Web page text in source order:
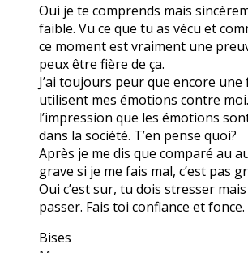
Oui je te comprends mais
faible. Vu ce que tu as vécu et
ce moment est vraiment une
peux être fière de ça.
J’ai toujours peur que encore une
utilisent mes émotions contre moi.
l’impression que les émotions
dans la société. T’en pense quoi?
Après je me dis que comparé au
grave si je me fais mal, c’est pas
Oui c’est sur, tu dois stresser
passer. Fais toi confiance et fonce.
Bises